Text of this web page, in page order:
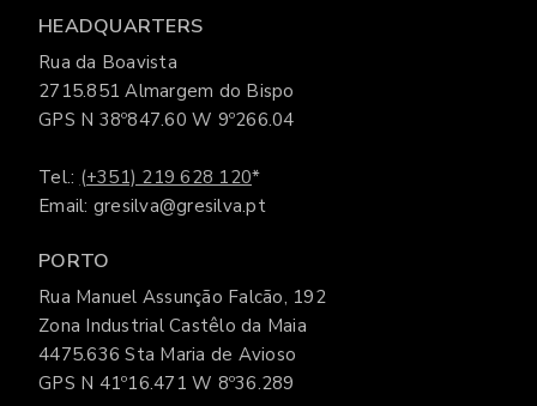
HEADQUARTERS
Rua da Boavista
2715.851 Almargem do Bispo
GPS N 38º847.60 W 9º266.04
Tel.: (+351) 219 628 120*
Email: gresilva@gresilva.pt
PORTO
Rua Manuel Assunção Falcão, 192
Zona Industrial Castêlo da Maia
4475.636 Sta Maria de Avioso
GPS N 41º16.471 W 8º36.289